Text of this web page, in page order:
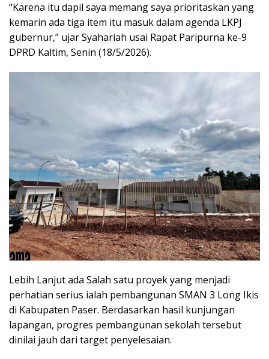
“Karena itu dapil saya memang saya prioritaskan yang
kemarin ada tiga item itu masuk dalam agenda LKPJ
gubernur,” ujar Syahariah usai Rapat Paripurna ke-9
DPRD Kaltim, Senin (18/5/2026).
Lebih Lanjut ada Salah satu proyek yang menjadi
perhatian serius ialah pembangunan SMAN 3 Long Ikis
di Kabupaten Paser. Berdasarkan hasil kunjungan
lapangan, progres pembangunan sekolah tersebut
dinilai jauh dari target penyelesaian.